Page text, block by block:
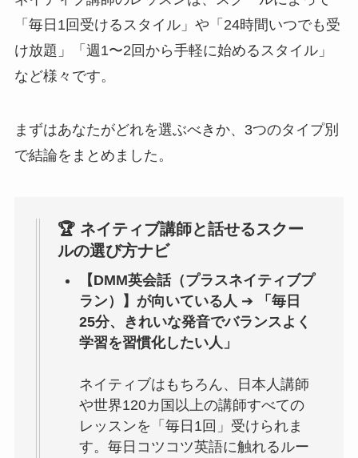
「毎日1回受けるスタイル」や「24時間いつでも受
け放題」「週1〜2回から手軽に始めるスタイル」
など様々です。
まずはあなたがどれを選ぶべきか、3つのタイプ別
で結論をまとめました。
🏆 ネイティブ講師と話せるスクー
ルの選び方ナビ
【DMM英会話（プラスネイティブプ
ラン）】が向いている人 ➔
「毎日
25分、きれいな発音でバランスよく
学習を習慣化したい人」
ネイティブはもちろん、日本人講師
や世界120カ国以上の講師すべての
レッスンを「毎日1回」受けられま
す。毎日コツコツ英語に触れるルー